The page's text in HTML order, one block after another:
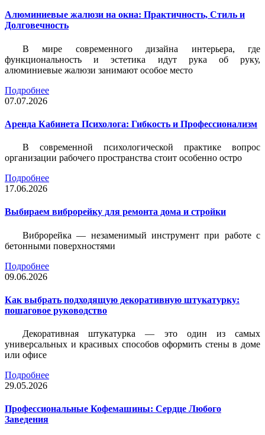
Алюминиевые жалюзи на окна: Практичность, Стиль и
Долговечность
В мире современного дизайна интерьера, где
функциональность и эстетика идут рука об руку,
алюминиевые жалюзи занимают особое место
Подробнее
07.07.2026
Аренда Кабинета Психолога: Гибкость и Профессионализм
В современной психологической практике вопрос
организации рабочего пространства стоит особенно остро
Подробнее
17.06.2026
Выбираем виброрейку для ремонта дома и стройки
Виброрейка — незаменимый инструмент при работе с
бетонными поверхностями
Подробнее
09.06.2026
Как выбрать подходящую декоративную штукатурку:
пошаговое руководство
Декоративная штукатурка — это один из самых
универсальных и красивых способов оформить стены в доме
или офисе
Подробнее
29.05.2026
Профессиональные Кофемашины: Сердце Любого
Заведения